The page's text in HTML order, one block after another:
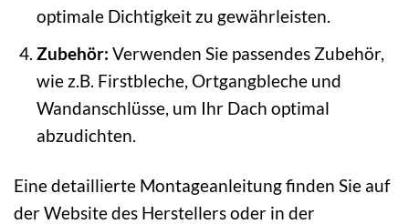
optimale Dichtigkeit zu gewährleisten.
Zubehör: Verwenden Sie passendes Zubehör,
wie z.B. Firstbleche, Ortgangbleche und
Wandanschlüsse, um Ihr Dach optimal
abzudichten.
Eine detaillierte Montageanleitung finden Sie auf
der Website des Herstellers oder in der